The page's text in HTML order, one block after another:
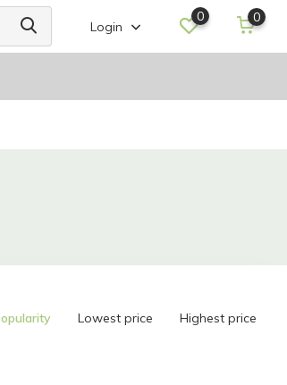
Login
0 0
Lowest price Highest price